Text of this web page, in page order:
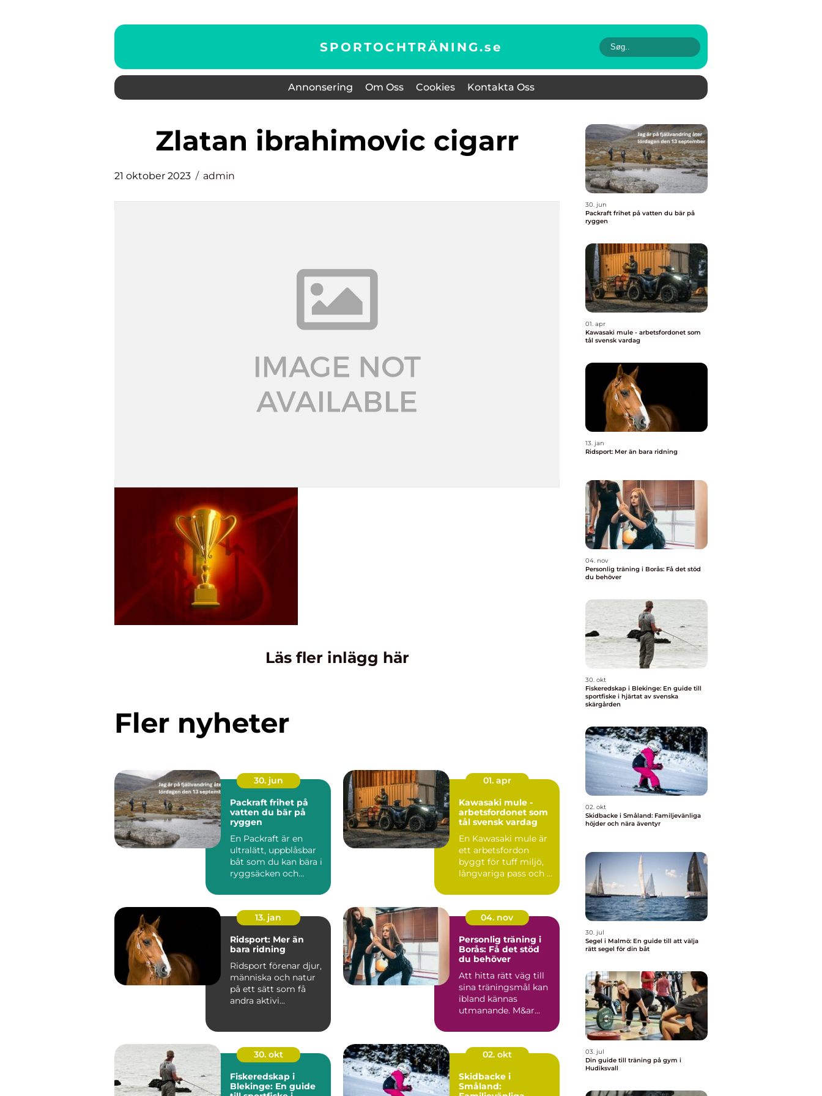
SPORTOCHTRÄNING.se
Annonsering Om Oss Cookies Kontakta Oss
zlatan ibrahimovic cigarr
21 oktober 2023 admin
Läs fler inlägg här
Fler nyheter
30. jun
Packraft frihet på
vatten du bär på
ryggen
En Packraft är en
ultralätt, uppblåsbar
båt som du kan bära i
ryggsäcken och
älvar...
01. apr
Kawasaki mule -
arbetsfordonet som
tål svensk vardag
En Kawasaki mule är
ett arbetsfordon
byggt för tuff miljö,
långvariga pass och ...
13. jan
Ridsport: Mer än
bara ridning
Ridsport förenar djur,
människa och natur
på ett sätt som få
andra aktivi...
04. nov
Personlig träning i
Borås: Få det stöd
du behöver
Att hitta rätt väg till
sina träningsmål kan
ibland kännas
utmanande. M&ar...
30. okt
Fiskeredskap i
Blekinge: En guide
02. okt
Skidbacke i
Småland:
30. jun
Packraft frihet på vatten du bär på
ryggen
01. apr
Kawasaki mule - arbetsfordonet som
tål svensk vardag
13. jan
Ridsport: Mer än bara ridning
04. nov
Personlig träning i Borås: Få det stöd
du behöver
30. okt
Fiskeredskap i Blekinge: En guide till
sportfiske i hjärtat av svenska
skärgården
02. okt
Skidbacke i Småland: Familjevänliga
höjder och nära äventyr
30. jul
Segel i Malmö: En guide till att välja
rätt segel för din båt
03. jul
Din guide till träning på gym i
Hudiksvall